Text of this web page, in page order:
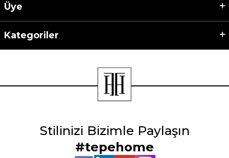
Üye
Kategoriler
Stilinizi Bizimle Paylaşın
#tepehome